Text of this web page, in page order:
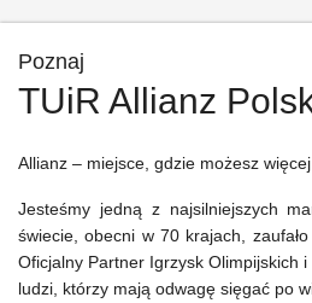
Poznaj
TUiR Allianz
Allianz – miejsce, gdzie możesz więcej
Jesteśmy jedną z najsilniejszych
świecie, obecni w 70 krajach,
Oficjalny Partner Igrzysk Olimpijskich
ludzi, którzy mają odwagę sięgać po